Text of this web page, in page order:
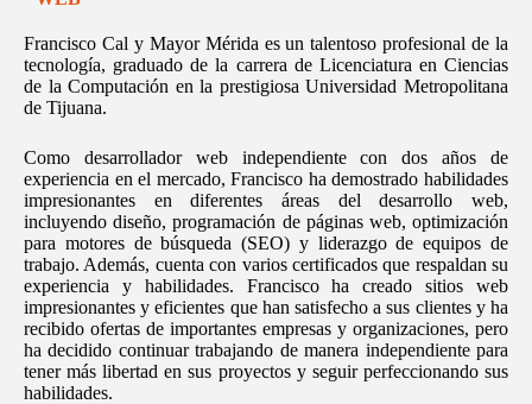
Francisco Cal y Mayor Mérida es un talentoso profesional de la
tecnología, graduado de la carrera de Licenciatura en Ciencias
de la Computación en la prestigiosa Universidad Metropolitana
de Tijuana.
Como desarrollador web independiente con dos años de
experiencia en el mercado, Francisco ha demostrado habilidades
impresionantes en diferentes áreas del desarrollo web,
incluyendo diseño, programación de páginas web, optimización
para motores de búsqueda (SEO) y liderazgo de equipos de
trabajo. Además, cuenta con varios certificados que respaldan su
experiencia y habilidades. Francisco ha creado sitios web
impresionantes y eficientes que han satisfecho a sus clientes y ha
recibido ofertas de importantes empresas y organizaciones, pero
ha decidido continuar trabajando de manera independiente para
tener más libertad en sus proyectos y seguir perfeccionando sus
habilidades.